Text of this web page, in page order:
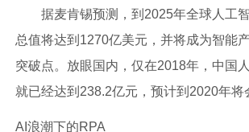
据麦肯锡预测，到2025年全球人工智
总值将达到1270亿美元，并将成为智能
突破点。放眼国内，仅在2018年，中国
就已经达到238.2亿元，预计到2020年将
AI浪潮下的RPA